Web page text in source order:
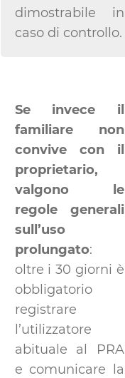
dimostrabile in
caso di controllo.
Se invece il
familiare non
convive con il
proprietario,
valgono le
regole generali
sull’uso
prolungato:
oltre i 30 giorni è
obbligatorio
registrare
l’utilizzatore
abituale al PRA
e comunicare la